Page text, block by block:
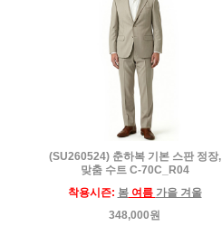
(SU260524) 춘하복 기본 스판 정장,
맞춤 수트 C-70C_R04
착용시즌: 봄여름 가을 겨울
348,000원